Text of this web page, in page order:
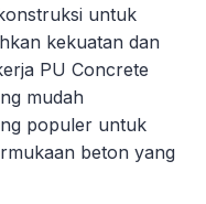
untuk
kekuatan dan
PU Concrete
mudah
populer untuk
beton yang